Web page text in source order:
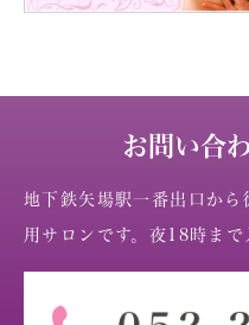
お問い合
地下鉄矢場駅一番出口か
用サロンです。夜18時まで